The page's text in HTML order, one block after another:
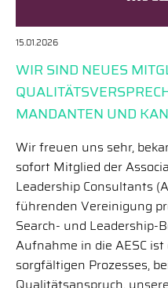
15.01.2026
WIR SIND NEUES
MANDANTEN UND
Wir freuen uns sehr,
sofort Mitglied der
Leadership Consultants
führenden Vereinigung
Search- und Leadership-
Aufnahme in die AESC
sorgfältigen Prozesses,